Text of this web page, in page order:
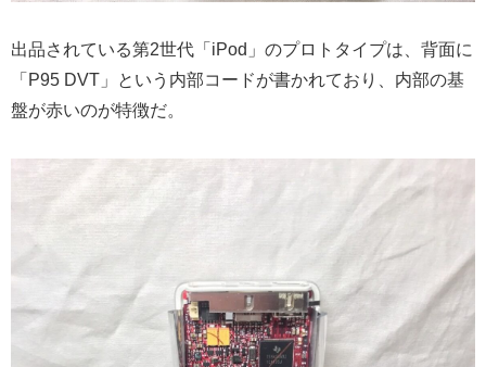
出品されている第2世代「iPod」のプロトタイプは、背面に
「P95 DVT」という内部コードが書かれており、内部の基
盤が赤いのが特徴だ。